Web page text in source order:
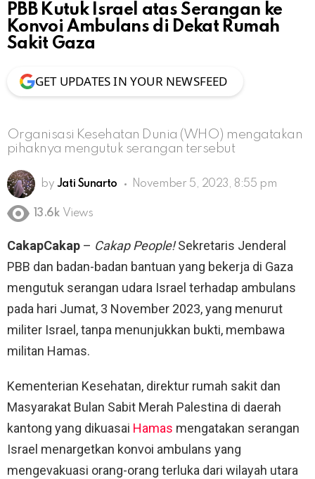
PBB Kutuk Israel atas Serangan ke
Konvoi Ambulans di Dekat Rumah
Sakit Gaza
GET UPDATES IN YOUR NEWSFEED
Organisasi Kesehatan Dunia (WHO) mengatakan
pihaknya mengutuk serangan tersebut
by Jati Sunarto November 5, 2023, 8:55 pm
13.6k Views
CakapCakap – Cakap People!Sekretaris Jenderal
PBB dan badan-badan bantuan yang bekerja di Gaza
mengutuk serangan udara Israel terhadap ambulans
pada hari Jumat, 3 November 2023, yang menurut
militer Israel, tanpa menunjukkan bukti, membawa
militan Hamas.
Kementerian Kesehatan, direktur rumah sakit dan
Masyarakat Bulan Sabit Merah Palestina di daerah
kantong yang dikuasai Hamas mengatakan serangan
Israel menargetkan konvoi ambulans yang
mengevakuasi orang-orang terluka dari wilayah utara